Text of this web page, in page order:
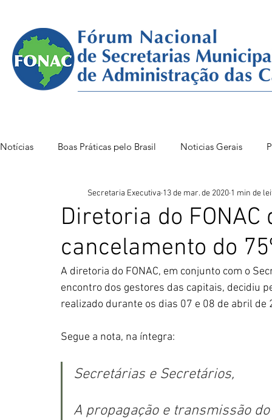
Notícias Boas Práticas pelo Brasil Noticias Gerais
FONAC 85 VITÓRIA FONAC86BSB FONAC 84
Diretoria do
cancelamento do
Secretaria Executiva 13 de mar. de 2020 1 min de
A diretoria do FONAC, em conjunto com o
encontro dos gestores das capitais, decidiu
realizado durante os dias 07 e 08 de abril de
Segue a nota, na íntegra:
Secretárias e Secretários,
A propagação e transmissão